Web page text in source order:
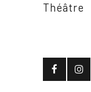
Théâtre